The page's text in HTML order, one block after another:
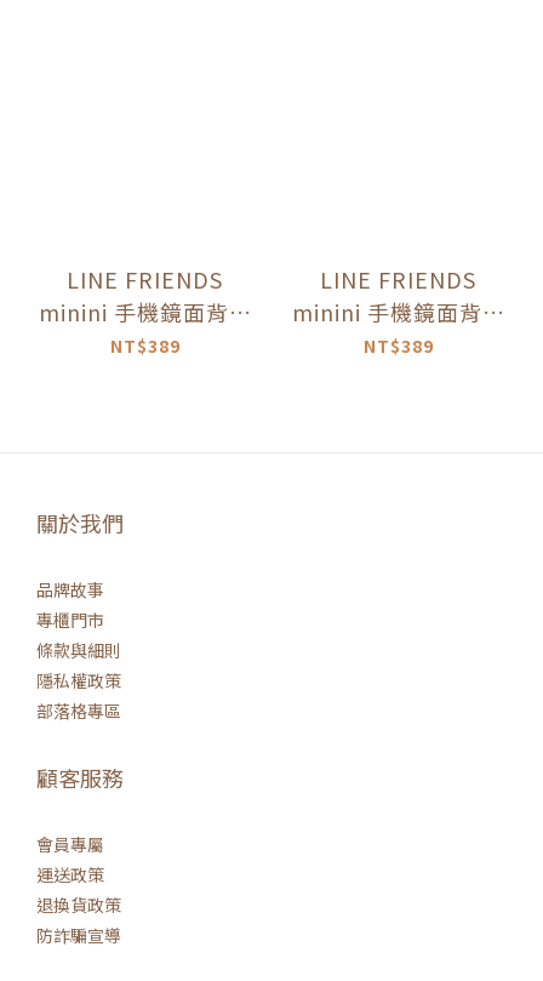
LINE FRIENDS
minini 手機鏡面背貼
膜 / 自拍時間-VC318
NT$389
LINE FRIENDS
minini 手機鏡面背貼
膜 / 生活日常-VC317
NT$389
關於我們
品牌故事
專櫃門市
條款與細則
隱私權政策
部落格專區
顧客服務
會員專屬
運送政策
退換貨政策
防詐騙宣導